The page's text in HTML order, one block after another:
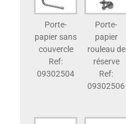
Porte-
papier sans
couvercle
Ref:
09302504
Porte-
papier
rouleau de
réserve
Ref:
09302506